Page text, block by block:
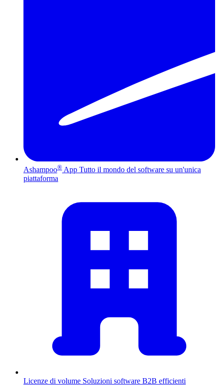
Ashampoo® App Tutto il mondo del software su un'unica
piattaforma
Licenze di volume Soluzioni software B2B efficienti